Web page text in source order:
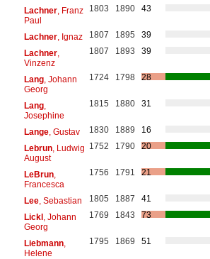
Lachner, Franz
Paul
1803 1890 43
Lachner, Ignaz 1807 1895
39
Lachner,
Vinzenz
1807 1893 39
Lang, Johann
Georg
1724 1798 28
Lang,
Josephine
1815 1880 31
Lange, Gustav 1830 1889
16
Lebrun, Ludwig
August
1752 1790 20
LeBrun,
Francesca
1756 1791 21
Lee, Sebastian 1805 1887
41
Lickl, Johann
Georg
1769 1843 73
Liebmann,
Helene
1795 1869 51